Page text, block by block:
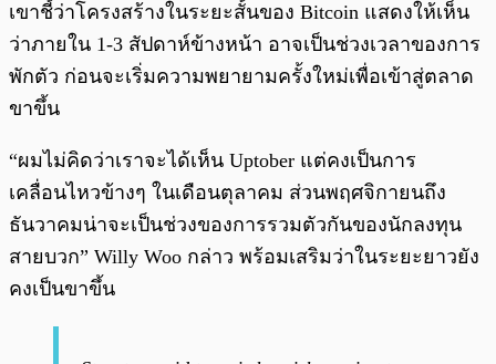
เขาชี้ว่าโครงสร้างในระยะสั้นของ Bitcoin แสดงให้เห็น
ว่าภายใน 1-3 สัปดาห์ข้างหน้า อาจเป็นช่วงเวลาของการ
พักตัว ก่อนจะเริ่มความพยายามครั้งใหม่เพื่อเข้าสู่ตลาด
ขาขึ้น
“ผมไม่คิดว่าเราจะได้เห็น Uptober แต่คงเป็นการ
เคลื่อนไหวข้างๆ ในเดือนตุลาคม ส่วนพฤศจิกายนถึง
ธันวาคมน่าจะเป็นช่วงของการรวมตัวกันของนักลงทุน
สายบวก” Willy Woo กล่าว พร้อมเสริมว่าในระยะยาวยัง
คงเป็นขาขึ้น